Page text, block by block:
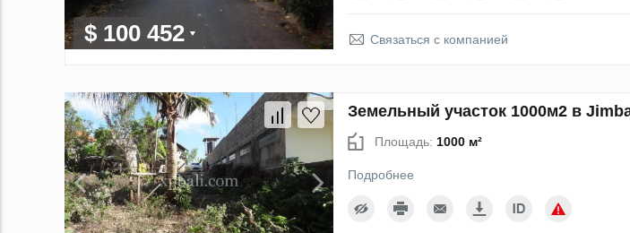
$ 100 452 Связаться с компанией
Земельный участок 1000м2 в
Площадь: 1000 м²
Подробнее